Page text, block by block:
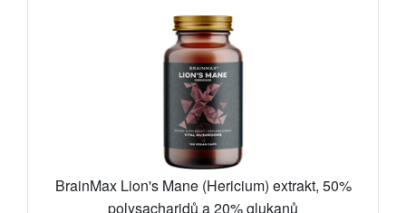
BrainMax Lion's Mane (Hericium) extrakt, 50%
polysacharidů a 20% glukanů